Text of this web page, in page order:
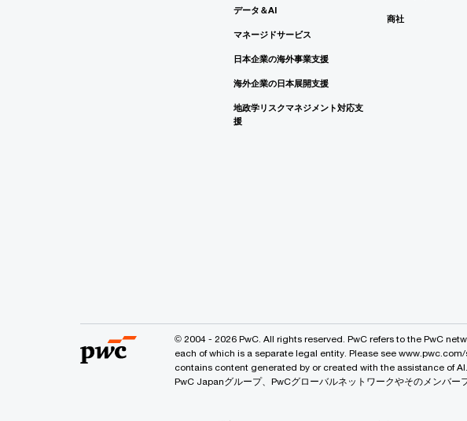
データ＆AI
マネージドサービス
日本企業の海外事業支援
海外企業の日本展開支援
地政学リスクマネジメント対応支
援
商社
© 2004 - 2026 PwC. All rights reserved. PwC refers to the PwC
each of which is a separate legal entity. Please see
contains content generated by or created with the assistance of
PwC Japanグループ、PwCグローバルネットワークやそのメンバー